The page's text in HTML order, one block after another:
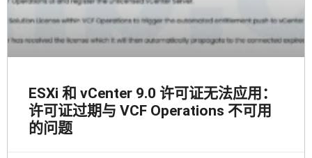
ESXi 和 vCenter 9.0 许可证无法应用：
许可证过期与 VCF Operations 不可用
的问题